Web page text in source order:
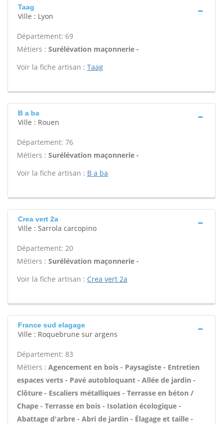
Taag
Ville : Lyon
Département: 69
Métiers : Surélévation maçonnerie -
Voir la fiche artisan : Taag
B a ba
Ville : Rouen
Département: 76
Métiers : Surélévation maçonnerie -
Voir la fiche artisan : B a ba
Crea vert 2a
Ville : Sarrola carcopino
Département: 20
Métiers : Surélévation maçonnerie -
Voir la fiche artisan : Crea vert 2a
France sud elagage
Ville : Roquebrune sur argens
Département: 83
Métiers : Agencement en bois - Paysagiste - Entretien
espaces verts - Pavé autobloquant - Allée de jardin -
Clôture - Escaliers métalliques - Terrasse en béton /
Chape - Terrasse en bois - Isolation écologique -
Abattage d'arbre - Abri de jardin - Élagage et taille -